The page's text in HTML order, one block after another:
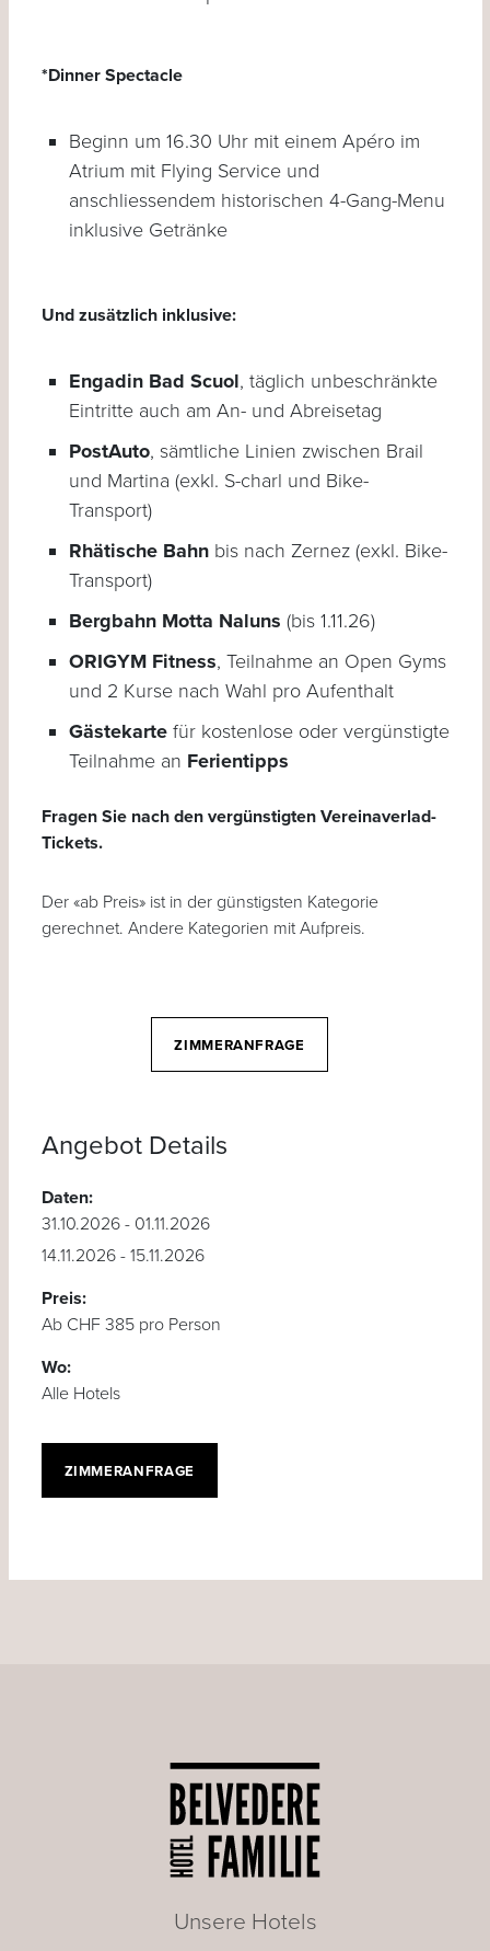
*Dinner Spectacle
Beginn um 16.30 Uhr mit einem Apéro im
Atrium mit Flying Service und
anschliessendem historischen 4-Gang-Menu
inklusive Getränke
Und zusätzlich inklusive:
Engadin Bad Scuol, täglich unbeschränkte
Eintritte auch am An- und Abreisetag
PostAuto, sämtliche Linien zwischen Brail
und Martina (exkl. S-charl und Bike-
Transport)
Rhätische Bahnbis nach Zernez (exkl. Bike-
Transport)
Bergbahn Motta Naluns (bis 1.11.26)
ORIGYM Fitness, Teilnahme an Open Gyms
und 2 Kurse nach Wahl pro Aufenthalt
Gästekartefür kostenlose oder vergünstigte
Teilnahme an Ferientipps
Fragen Sie nach den vergünstigten Vereinaverlad-
Tickets.
Der «ab Preis» ist in der günstigsten Kategorie
gerechnet. Andere Kategorien mit Aufpreis.
ZIMMERANFRAGE
Angebot Details
Daten:
31.10.2026 - 01.11.2026
14.11.2026 - 15.11.2026
Preis:
Ab CHF 385 pro Person
Wo:
Alle Hotels
ZIMMERANFRAGE
Unsere Hotels